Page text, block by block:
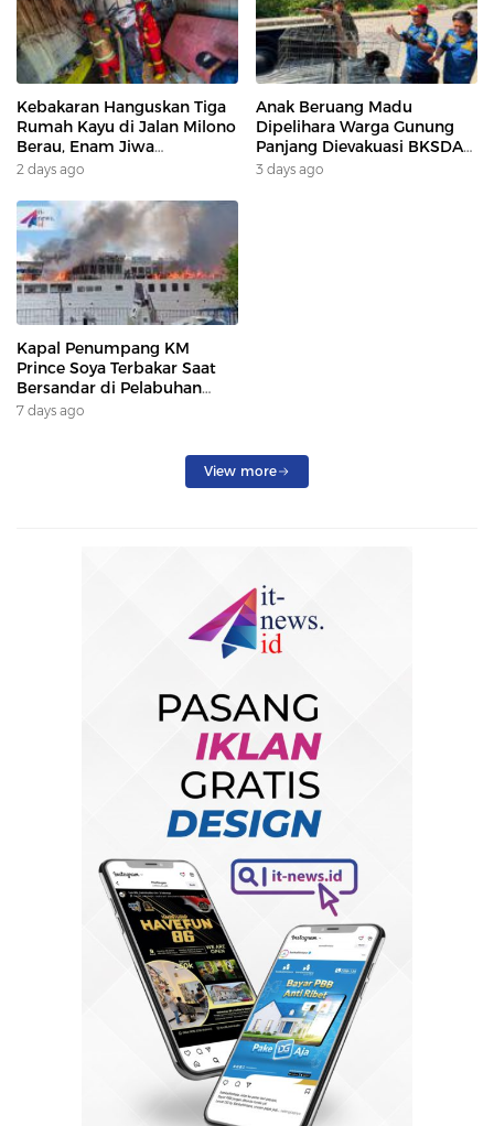
Kebakaran Hanguskan Tiga
Rumah Kayu di Jalan Milono
Berau, Enam Jiwa
Terdampak
2 days ago
Anak Beruang Madu
Dipelihara Warga Gunung
Panjang Dievakuasi BKSDA
Dan DAMKAR
3 days ago
Kapal Penumpang KM
Prince Soya Terbakar Saat
Bersandar di Pelabuhan
Samarinda, Keberangkatan
7 days ago
View more